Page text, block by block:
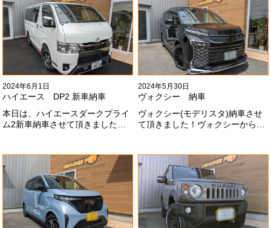
2024年6月1日
ハイエース DP2 新車納車
本日は、ハイエースダークプライ
ム2新車納車させて頂きました！
ました#x1f60a;
2024年5月30日
ヴォクシー 納車
ヴォクシー(モデリスタ)納車させ
て頂きました！ヴォクシーからヴ
利用頂きありがとうございます
#x1f60a;